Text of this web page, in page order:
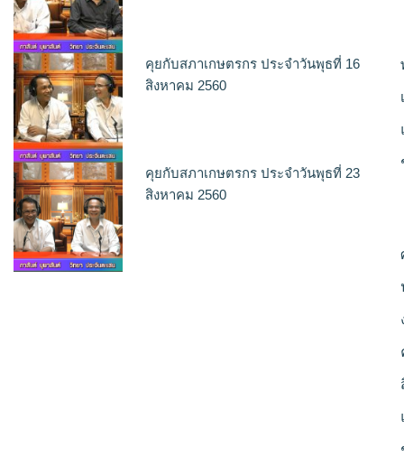
คุยกับสภาเกษตรกร ประจำวันพุธที่ 16
สิงหาคม 2560
คุยกับสภาเกษตรกร ประจำวันพุธที่ 23
สิงหาคม 2560